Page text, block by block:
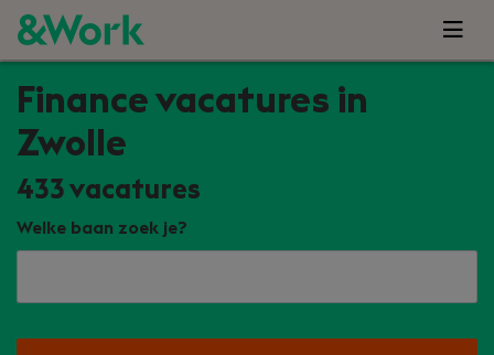
Finance vacatures in
Zwolle
433 vacatures
Welke baan zoek je?